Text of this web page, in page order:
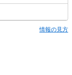
情報の見方